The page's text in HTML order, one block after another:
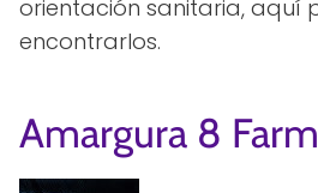
orientación sanitaria, aquí
encontrarlos.
Amargura 8